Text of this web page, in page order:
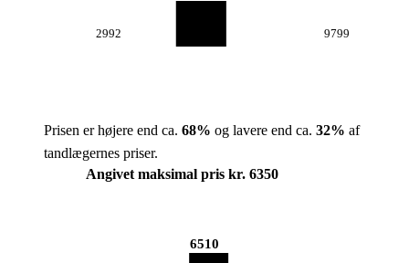
2992 9799
Prisen er højere end ca. 68% og lavere end ca. 32% af
tandlægernes priser.
Angivet maksimal pris kr. 6350
6510